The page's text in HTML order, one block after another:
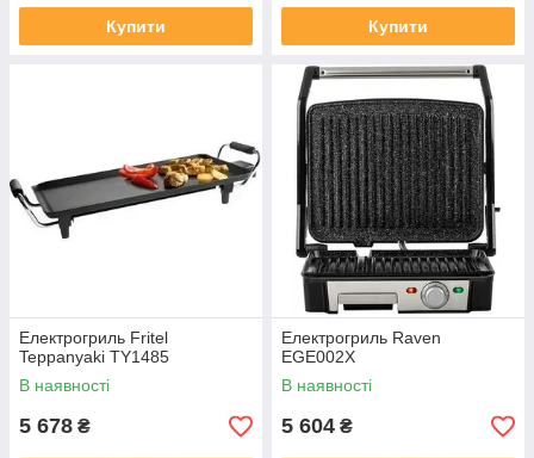
Купити Купити
Електрогриль Fritel
Teppanyaki TY1485
В наявності
5 678 ₴
Електрогриль Raven
EGE002X
В наявності
5 604 ₴